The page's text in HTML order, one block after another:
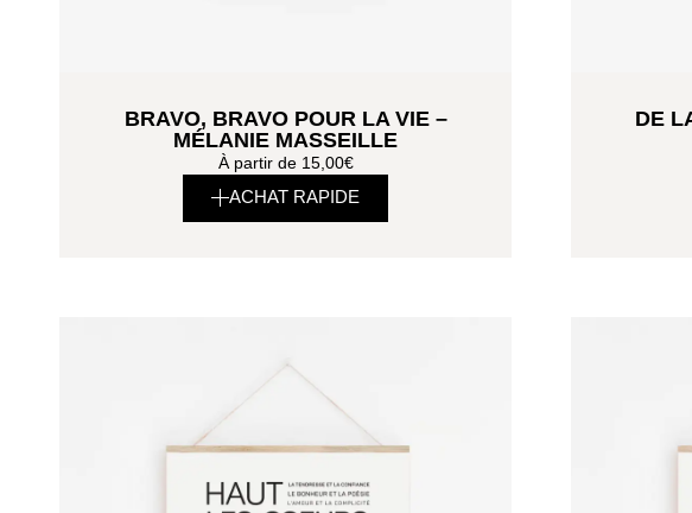
BRAVO, BRAVO POUR LA VIE –
MÉLANIE MASSEILLE
À partir de 15,00€
ACHAT RAPIDE
DE